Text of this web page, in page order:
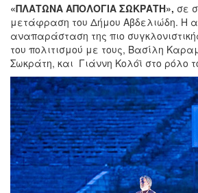
«ΠΛΑΤΩΝΑ ΑΠΟΛΟΓΙΑ ΣΩΚΡΑΤΗ», σε
μετάφραση του Δήμου Αβδελιώδη. Η
αναπαράσταση της πιο
του πολιτισμού με τους, Βασίλη
Σωκράτη, και Γιάννη Κολόϊ στο ρόλο